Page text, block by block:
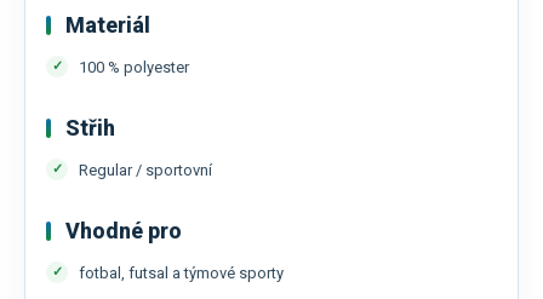
Materiál
100 % polyester
Střih
Regular / sportovní
Vhodné pro
fotbal, futsal a týmové sporty